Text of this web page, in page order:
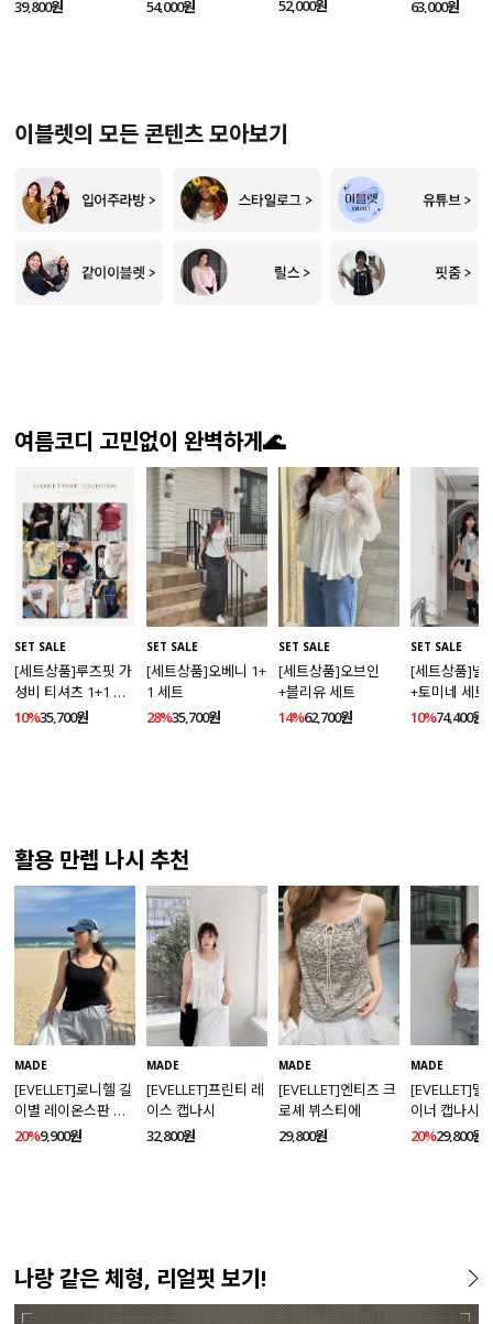
39,800원 54,000원 52,000원 63,000원
이블렛의 모든 콘텐츠 모아보기
여름코디 고민없이 완벽하게🌊
SET SALE
[세트상품]루즈핏 가
성비 티셔츠 1+1 세
트
10%35,700원
SET SALE
[세트상품]오베니 1+
1 세트
28%35,700원
SET SALE
[세트상품]오브인
+블리유 세트
14%62,700원
SET SALE
[세트상품]넬
+토미네 세트
10%74,400원
활용 만렙 나시 추천
MADE
[EVELLET]로니헬 길
이별 레이온스판 끈
나시
20%9,900원
MADE
[EVELLET]프린티 레
이스 캡나시
32,800원
MADE
[EVELLET]엔티즈 크
로셰 뷔스티에
29,800원
MADE
[EVELLET]델
이너 캡나시
20%29,800원
나랑 같은 체형, 리얼핏 보기!